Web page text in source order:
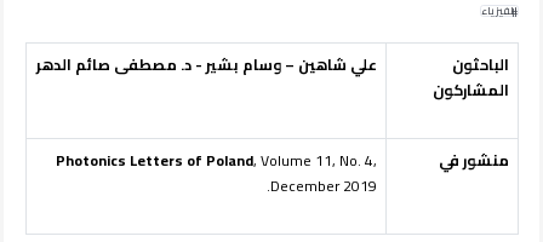
الفيزياء
الباحثون
المشاركون
علي شاهين – وسام بشير - د. مصطفى صائم الدهر
منشور في Photonics Letters of Poland, Volume 11, No. 4,
December 2019.